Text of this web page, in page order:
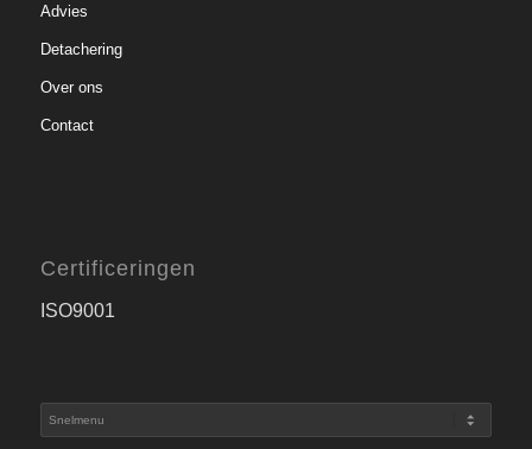
Advies
Detachering
Over ons
Contact
Certificeringen
ISO9001